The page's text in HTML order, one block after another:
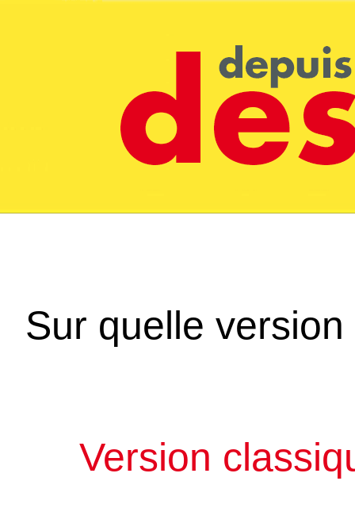
Sur quelle
Version